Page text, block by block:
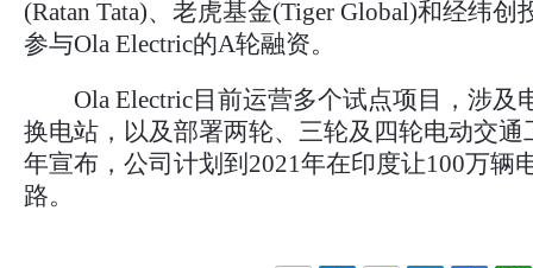
(Ratan Tata)、老虎基金(Tiger Global)和经纬
参与Ola Electric的A轮融资。
Ola Electric目前运营多个试点项目，涉及
换电站，以及部署两轮、三轮及四轮电动交通
年宣布，公司计划到2021年在印度让100万辆
路。